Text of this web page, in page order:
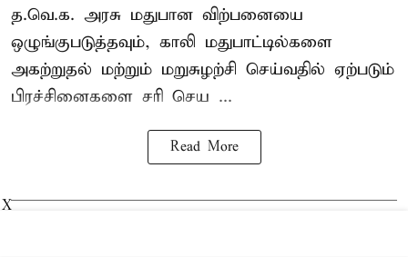
த.வெ.க. அரசு மதுபான விற்பனையை
ஒழுங்குபடுத்தவும், காலி மதுபாட்டில்களை
அகற்றுதல் மற்றும் மறுசுழற்சி செய்வதில் ஏற்படும்
பிரச்சினைகளை சரி செய ...
Read More
X